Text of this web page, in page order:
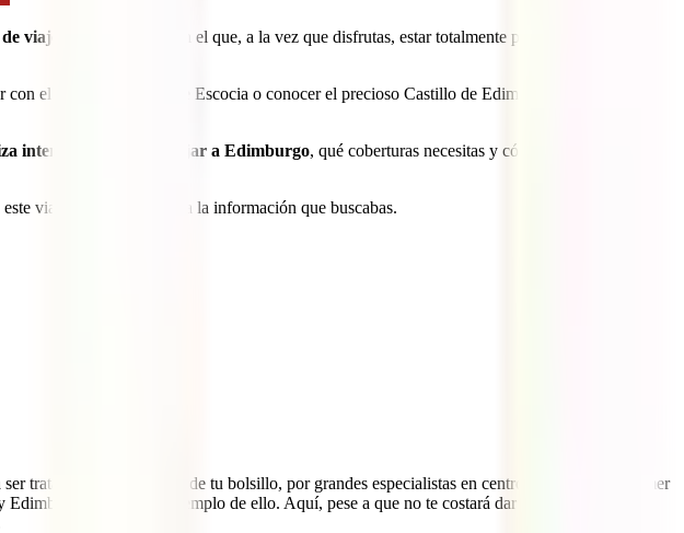
de viaje a Edimburgo
con el que, a la vez que disfrutas, estar totalmente protegido y en las
el Museo Nacional de Escocia o conocer el precioso Castillo de Edimburgo son solo un
internacional para viajar a Edimburgo, qué coberturas necesitas y cómo contratarlo al
viaje y aquí tienes toda la información que buscabas.
tratado, sin pagar nada de tu bolsillo, por grandes especialistas en centros sanitarios de primer
es un buen ejemplo de ello. Aquí, pese a que no te costará dar con buenos centros